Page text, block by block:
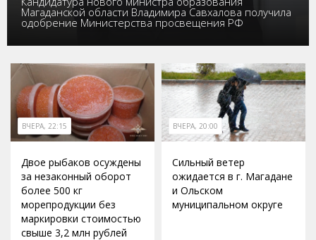
Магаданской области Владимира Савхалова получила
одобрение Министерства просвещения РФ
ВЧЕРА, 22:15
Двое рыбаков осуждены
за незаконный оборот
более 500 кг
морепродукции без
маркировки стоимостью
свыше 3,2 млн рублей
ВЧЕРА, 20:00
Сильный ветер
ожидается в г. Магадане
и Ольском
муниципальном округе